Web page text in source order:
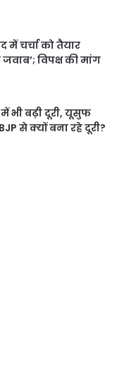
में चर्चा को तैयार
विपक्ष की मांग
भी बढ़ी दूरी, यूसुफ
से क्यों बना रहे दूरी?